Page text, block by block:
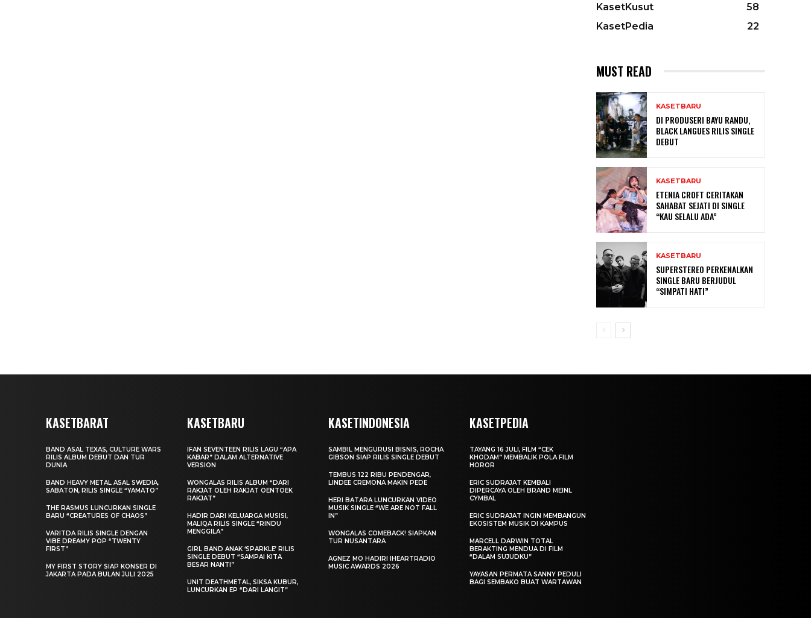
KasetKusut
58
KasetPedia
22
MUST READ
KASETBARU
DI PRODUSERI BAYU RANDU,
BLACK LANGUES RILIS SINGLE
DEBUT
KASETBARU
ETENIA CROFT CERITAKAN
SAHABAT SEJATI DI SINGLE
“KAU SELALU ADA”
KASETBARU
SUPERSTEREO PERKENALKAN
SINGLE BARU BERJUDUL
“SIMPATI HATI”
KASETBARAT
BAND ASAL TEXAS, CULTURE WARS
RILIS ALBUM DEBUT DAN TUR
DUNIA
BAND HEAVY METAL ASAL SWEDIA,
SABATON, RILIS SINGLE “YAMATO”
THE RASMUS LUNCURKAN SINGLE
BARU “CREATURES OF CHAOS”
VARITDA RILIS SINGLE DENGAN
VIBE DREAMY POP “TWENTY
FIRST”
MY FIRST STORY SIAP KONSER DI
JAKARTA PADA BULAN JULI 2025
KASETBARU
IFAN SEVENTEEN RILIS LAGU “APA
KABAR” DALAM ALTERNATIVE
VERSION
WONGALAS RILIS ALBUM “DARI
RAKJAT OLEH RAKJAT OENTOEK
RAKJAT”
HADIR DARI KELUARGA MUSISI,
MALIQA RILIS SINGLE “RINDU
MENGGILA”
GIRL BAND ANAK ‘SPARKLE’ RILIS
SINGLE DEBUT “SAMPAI KITA
BESAR NANTI”
UNIT DEATHMETAL, SIKSA KUBUR,
LUNCURKAN EP “DARI LANGIT”
KASETINDONESIA
SAMBIL MENGURUSI BISNIS, ROCHA
GIBSON SIAP RILIS SINGLE DEBUT
TEMBUS 122 RIBU PENDENGAR,
LINDEE CREMONA MAKIN PEDE
HERI BATARA LUNCURKAN VIDEO
MUSIK SINGLE “WE ARE NOT FALL
IN”
WONGALAS COMEBACK! SIAPKAN
TUR NUSANTARA
AGNEZ MO HADIRI IHEARTRADIO
MUSIC AWARDS 2026
KASETPEDIA
TAYANG 16 JULI, FILM “CEK
KHODAM” MEMBALIK POLA FILM
HOROR
ERIC SUDRAJAT KEMBALI
DIPERCAYA OLEH BRAND MEINL
CYMBAL
ERIC SUDRAJAT INGIN MEMBANGUN
EKOSISTEM MUSIK DI KAMPUS
MARCELL DARWIN TOTAL
BERAKTING MENDUA DI FILM
“DALAM SUJUDKU”
YAYASAN PERMATA SANNY PEDULI
BAGI SEMBAKO BUAT WARTAWAN